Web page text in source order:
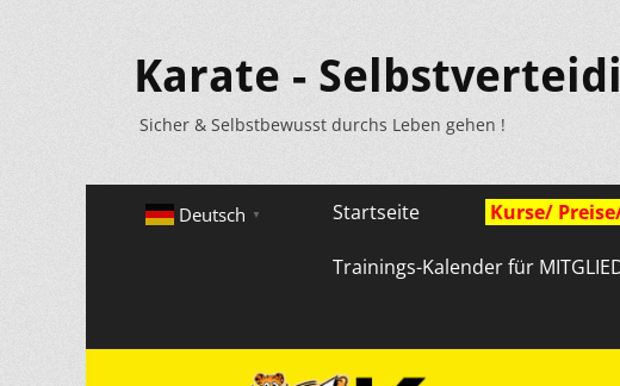
Karate -
Sicher & Selbstbewusst durchs Leben gehen !
Primäres
Zum
Inhalt
Deutsch ▼ Startseite Kurse/
Trainings-Kalender für